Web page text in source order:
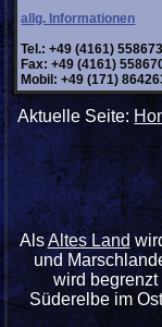
allg. Informationen
Tel.: +49 (4161) 558673
Fax: +49 (4161)
Mobil: +49 (171)
Aktuelle Seite:
AlsAltes Land
und
wird
Süderelbe im